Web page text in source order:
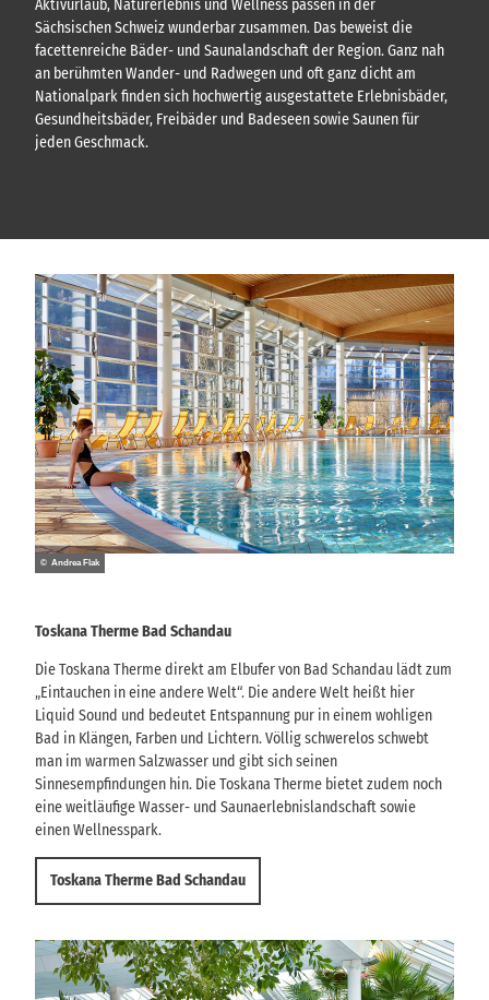
Aktivurlaub, Naturerlebnis und Wellness passen in der
Sächsischen Schweiz wunderbar zusammen. Das beweist die
facettenreiche Bäder- und Saunalandschaft der Region. Ganz nah
an berühmten Wander- und Radwegen und oft ganz dicht am
Nationalpark finden sich hochwertig ausgestattete Erlebnisbäder,
Gesundheitsbäder, Freibäder und Badeseen sowie Saunen für
jeden Geschmack.
© Andrea Flak
Toskana Therme Bad Schandau
Die Toskana Therme direkt am Elbufer von Bad Schandau lädt zum
„Eintauchen in eine andere Welt“. Die andere Welt heißt hier
Liquid Sound und bedeutet Entspannung pur in einem wohligen
Bad in Klängen, Farben und Lichtern. Völlig schwerelos schwebt
man im warmen Salzwasser und gibt sich seinen
Sinnesempfindungen hin. Die Toskana Therme bietet zudem noch
eine weitläufige Wasser- und Saunaerlebnislandschaft sowie
einen Wellnesspark.
Toskana Therme Bad Schandau